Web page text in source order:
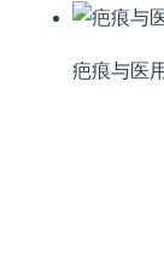
疤痕与医